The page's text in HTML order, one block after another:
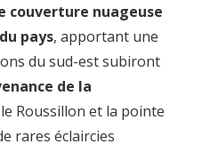
couverture nuageuse
pays, apportant une
du sud-est subiront
de la
Roussillon et la pointe
rares éclaircies